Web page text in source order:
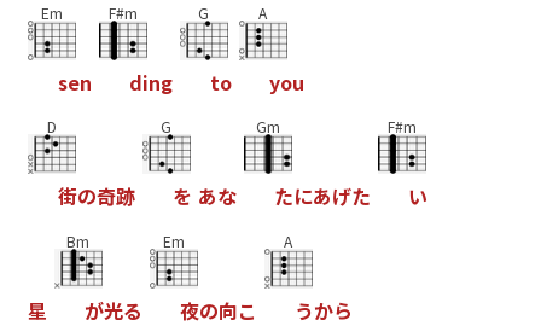
Em
sen
F#m
ding
G
to
A
you
D
街の奇跡
G
を あな
Gm
たにあげた
F#m
い
星
Bm
が光る
Em
夜の向こ
A
うから